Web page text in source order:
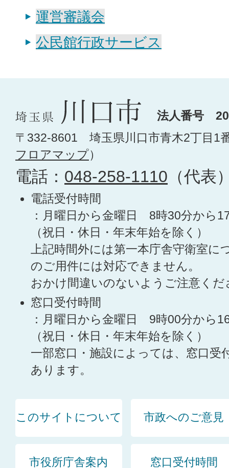
運営審議会
公民館行政サービス
法人番号
〒332-8601 埼玉県川口市青木2丁目1
フロアマップ）
電話： 048-258-1110 （代表
電話受付時間
：月曜日から金曜日 8時30分から
（祝日・休日・年末年始を除く）
上記時間外には第一本庁舎守衛室に
のご用件には対応できません。
おかけ間違いのないようご注意くだ
窓口受付時間
：月曜日から金曜日 9時00分から
（祝日・休日・年末年始を除く）
一部窓口・施設によっては、窓口受
あります。
このサイトについて 市政へのご意見
市役所庁舎案内 窓口受付時間